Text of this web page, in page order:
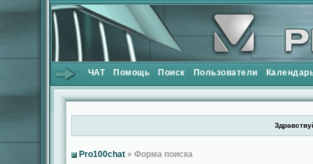
ЧАТ Помощь Поиск Пользователи
Pro100chat » Форма поиска